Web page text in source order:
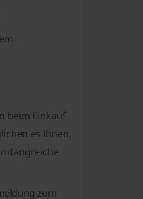
beim Einkauf
es Ihnen,
zum